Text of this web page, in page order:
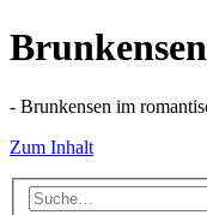
- Brunkensen im
Zum Inhalt